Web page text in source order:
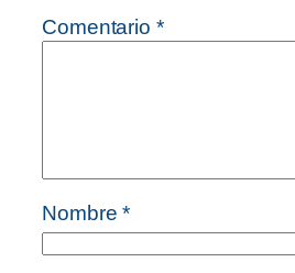
Comentario *
Nombre*